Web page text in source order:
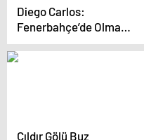
Diego Carlos:
Fenerbahçe’de Olmak
İçin Çok Mutluyum
Çıldır Gölü Buz